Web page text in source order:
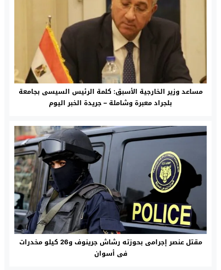
مساعد وزير الخارجية الأسبق: كلمة الرئيس السيسى بجامعة
بلجراد معبرة وشاملة – جريدة الخبر اليوم
مقتل عنصر إجرامى بحوزته رشاش جرينوف و26 كيلو مخدرات
فى أسوان